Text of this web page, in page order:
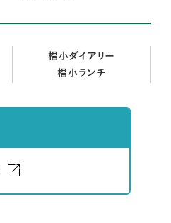
椙小ダイアリー
椙小ランチ